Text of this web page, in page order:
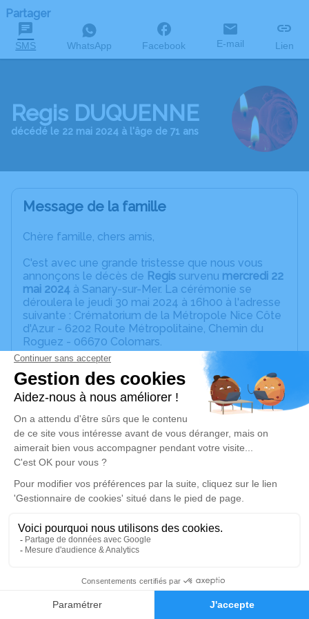
Faire-part Hommages
Partager
SMS WhatsApp Facebook E-mail Lien
Regis DUQUENNE
décédé le 22 mai 2024 à l'âge de 71 ans
Message de la famille
Chère famille, chers amis,
C'est avec une grande tristesse que nous vous
annonçons le décès de Regis survenu mercredi 22
mai 2024 à Sanary-sur-Mer. La cérémonie se
déroulera le jeudi 30 mai 2024 à 16h00 à l'adresse
suivante : Crématorium de la Métropole Nice Côte
d'Azur - 6202 Route Métropolitaine, Chemin du
Roguez - 06670 Colomars.
Ni fleurs ni couronnes
Cet espace privé est destiné à recueillir vos
condoléances ou le souvenir d’un moment passé.
Je rends hommage
Cérémonie civile
jeudi 30 mai 2024 à 16h00
d'Azur de Colomars
6202 Route Métropolitaine, Chemin du
06670 Colomars